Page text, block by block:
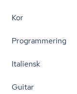
Kor
Programmering
Italiensk
Guitar